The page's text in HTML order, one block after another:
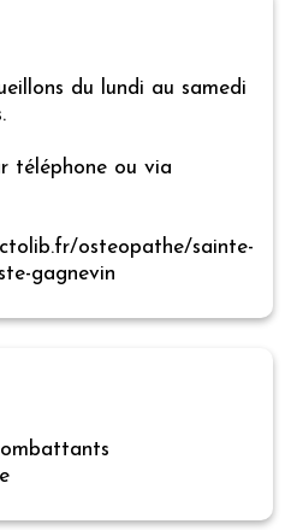
du lundi au samedi
téléphone ou via
osteopathe/sainte-
gagnevin